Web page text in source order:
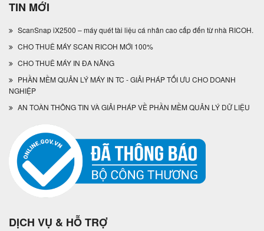
TIN MỚI
ScanSnap iX2500 – máy quét tài liệu cá nhân cao cấp đến từ nhà RICOH.
CHO THUÊ MÁY SCAN RICOH MỚI 100%
CHO THUÊ MÁY IN ĐA NĂNG
PHẦN MỀM QUẢN LÝ MÁY IN TC - GIẢI PHÁP TỐI ƯU CHO DOANH
NGHIỆP
AN TOÀN THÔNG TIN VÀ GIẢI PHÁP VỀ PHẦN MỀM QUẢN LÝ DỮ LIỆU
DỊCH VỤ & HỖ TRỢ